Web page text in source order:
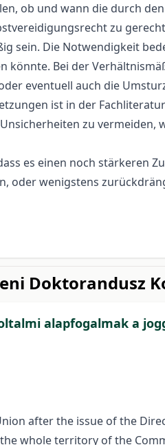
ob und wann die durch
zu
sein. Die Notwendigkeit
könnte. Bei der
eventuell auch die
ist in der
zu
es einen noch stärkeren
oder wenigstens
Doktorandusz
alapfogalmak a
after the issue of the
whole territory of the